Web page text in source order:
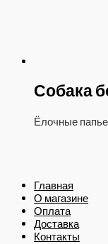
Собака
Ёлочные
Главная
О магазине
Оплата
Доставка
Контакты